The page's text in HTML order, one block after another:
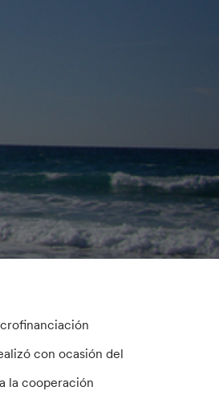
con ocasión del
la cooperación